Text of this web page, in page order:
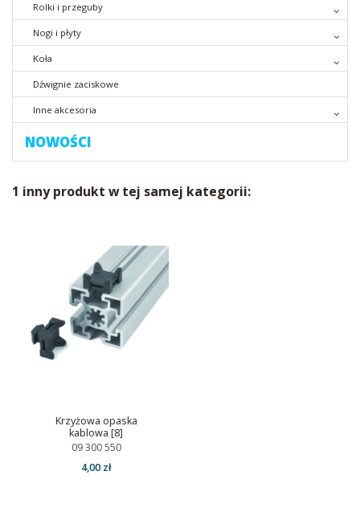
Rolki i przeguby
Nogi i płyty
Koła
Dźwignie zaciskowe
Inne akcesoria
NOWOŚCI
1 inny produkt w tej samej kategorii:
Krzyżowa opaska
kablowa [8]
09 300 550
4,00 zł